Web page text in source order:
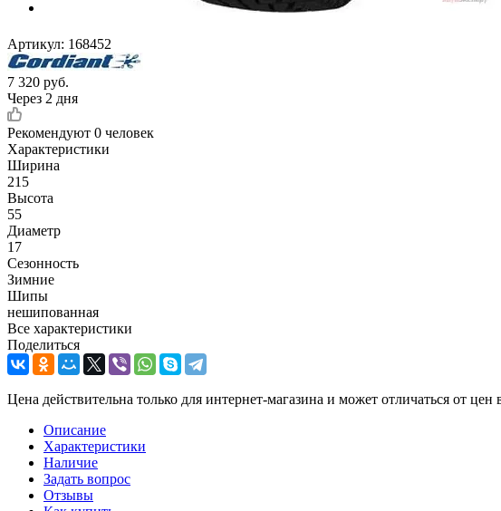
Артикул: 168452
7 320 руб.
Через 2 дня
Рекомендуют 0 человек
Характеристики
Ширина
215
Высота
55
Диаметр
17
Сезонность
Зимние
Шипы
нешипованная
Все характеристики
Поделиться
Цена действительна только для интернет-магазина и может отличаться от
Описание
Характеристики
Наличие
Задать вопрос
Отзывы